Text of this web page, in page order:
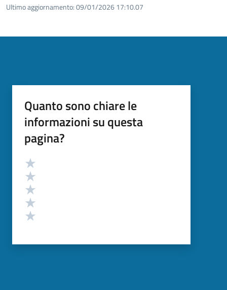
Ultimo aggiornamento:09/01/2026 17:10.07
Quanto sono chiare le
informazioni su questa
pagina?
Valutazione